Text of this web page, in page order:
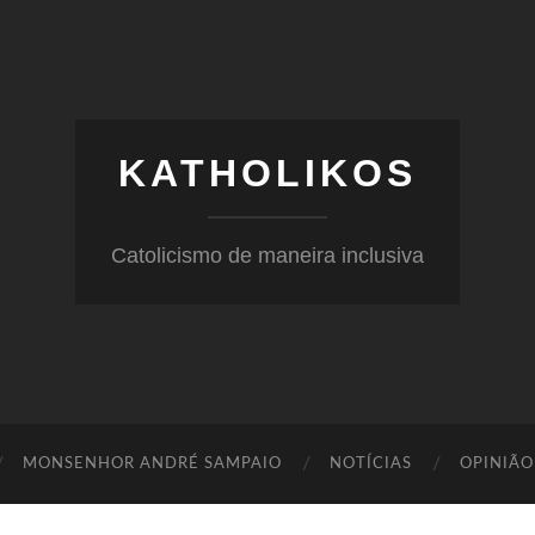
KATHOLIKOS
Catolicismo de maneira inclusiva
MONSENHOR ANDRÉ SAMPAIO NOTÍCIAS OPINIÃO